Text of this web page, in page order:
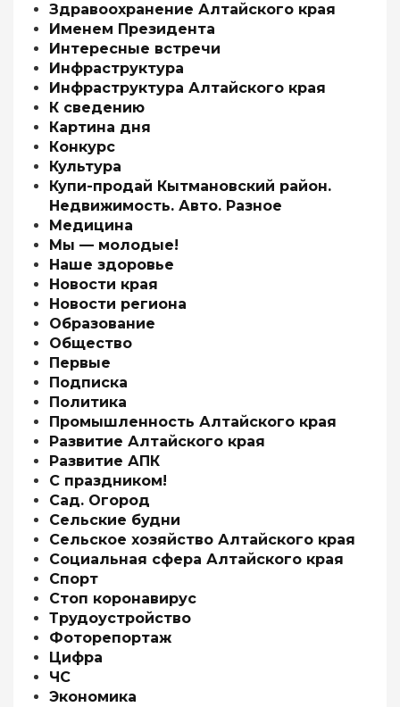
Здравоохранение Алтайского края
Именем Президента
Интересные встречи
Инфраструктура
Инфраструктура Алтайского края
К сведению
Картина дня
Конкурс
Культура
Купи-продай Кытмановский район.
Недвижимость. Авто. Разное
Медицина
Мы — молодые!
Наше здоровье
Новости края
Новости региона
Образование
Общество
Первые
Подписка
Политика
Промышленность Алтайского края
Развитие Алтайского края
Развитие АПК
С праздником!
Сад. Огород
Сельские будни
Сельское хозяйство Алтайского края
Социальная сфера Алтайского края
Спорт
Стоп коронавирус
Трудоустройство
Фоторепортаж
Цифра
ЧС
Экономика